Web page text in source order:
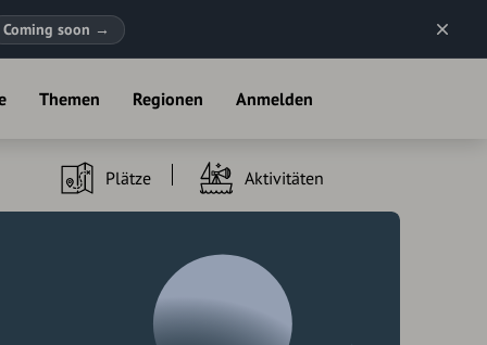
Coming soon →
Themen Regionen Anmelden
Plätze Aktivitäten